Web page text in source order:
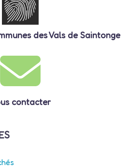
des Vals de Saintonge
contacter